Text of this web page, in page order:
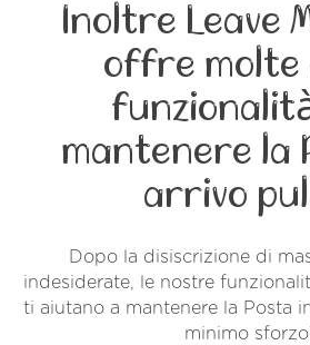
Inoltre Leave
offre
mantenere la
arrivo
Dopo la disiscrizione di
indesiderate, le nostre
ti aiutano a mantenere la Posta
minimo